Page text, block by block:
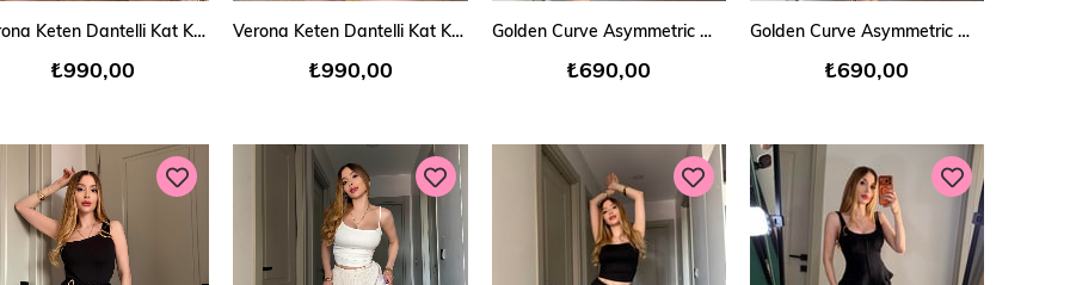
SEPETE EKLE Verona Keten Dantelli Kat Kat Mini Şort Etek
₺990,00
SEPETE EKLE Verona Keten Dantelli Kat Kat Mini Şort Etek
₺990,00
SEPETE EKLE Golden Curve Asymmetric Wrap Şort Etek Bordo
₺690,00
SEPETE EKLE Golden Curve Asymmetric Wrap Şort Etek Kahve
₺690,00